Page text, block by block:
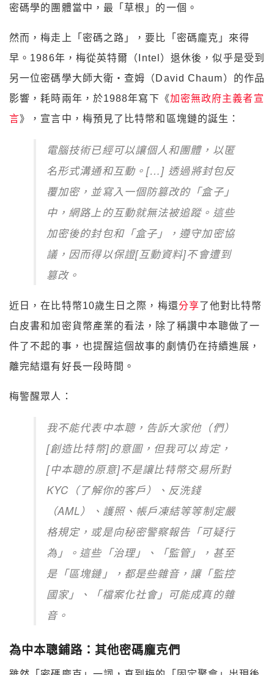
密碼學的團體當中，最「草根」的一個。
然而，梅走上「密碼之路」，要比「密碼龐克」來得
早。1986年，梅從英特爾（Intel）退休後，似乎是受到
另一位密碼學大師大衛・查姆（David Chaum）的作品
影響，耗時兩年，於1988年寫下《加密無政府主義者宣
言》，宣言中，梅預見了比特幣和區塊鏈的誕生：
電腦技術已經可以讓個人和團體，以匿
名形式溝通和互動。[…] 透過將封包反
覆加密，並寫入一個防篡改的「盒子」
中，網路上的互動就無法被追蹤。這些
加密後的封包和「盒子」，遵守加密協
議，因而得以保證[互動資料]不會遭到
篡改。
近日，在比特幣10歲生日之際，梅還分享了他對比特幣
白皮書和加密貨幣產業的看法，除了稱讚中本聰做了一
件了不起的事，也提醒這個故事的劇情仍在持續進展，
離完結還有好長一段時間。
梅警醒眾人：
我不能代表中本聰，告訴大家他（們）
[創造比特幣]的意圖，但我可以肯定，
[中本聰的原意]不是讓比特幣交易所對
KYC（了解你的客戶）、反洗錢
（AML）、護照、帳戶凍結等等制定嚴
格規定，或是向秘密警察報告「可疑行
為」。這些「治理」、「監管」，甚至
是「區塊鏈」，都是些雜音，讓「監控
國家」、「檔案化社會」可能成真的雜
音。
為中本聰鋪路：其他密碼龐克們